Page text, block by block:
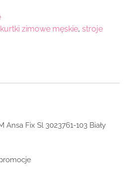
kurtki zimowe męskie, stroje
Fix Sl 3023761-103 Biały